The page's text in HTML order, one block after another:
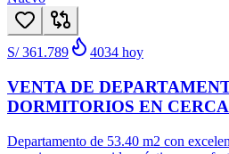
S/ 361.789 4034 hoy
VENTA DE
DORMITORIOS EN
Departamento de 53.40 m2 con